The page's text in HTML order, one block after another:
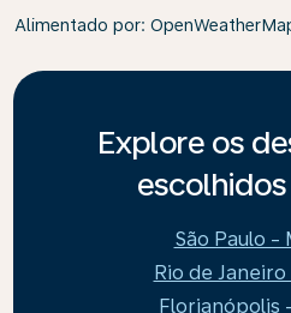
Alimentado por:
Explore os
São Paulo -
Rio de
Florianópolis